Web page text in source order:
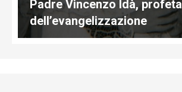
Padre Vincenzo Idà, profeta
dell’evangelizzazione